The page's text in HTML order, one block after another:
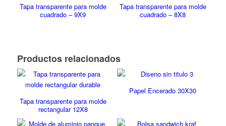
Tapa transparente para molde
cuadrado – 9X9
Tapa transparente para molde
cuadrado – 8X8
Productos relacionados
Tapa transparente para molde
rectangular 12X8
Papel Encerado 30X30